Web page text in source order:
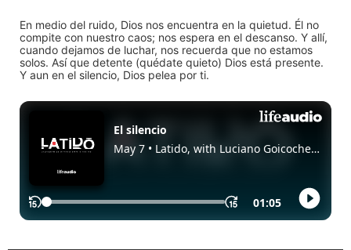
En medio del ruido, Dios nos encuentra en la quietud. Él no
compite con nuestro caos; nos espera en el descanso. Y allí,
cuando dejamos de luchar, nos recuerda que no estamos
solos. Así que detente (quédate quieto) Dios está presente.
Y aun en el silencio, Dios pelea por ti.